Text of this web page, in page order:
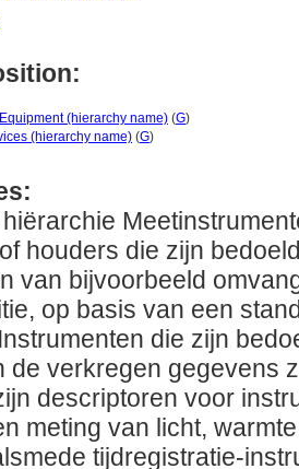
(hierarchy name) (G)
(hierarchy name) (G)
hiërarchie
houders die zijn
van bijvoorbeeld
op basis van een
die zijn
de verkregen gegevens
descriptoren voor
meting van licht,
tijdregistratie-